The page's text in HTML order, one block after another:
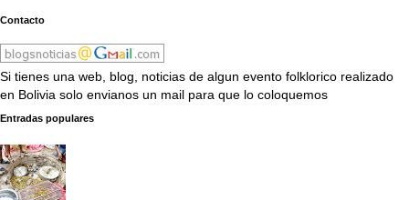
Contacto
Si tienes una web, blog, noticias de algun evento folklorico realizado
en Bolivia solo envianos un mail para que lo coloquemos
Entradas populares